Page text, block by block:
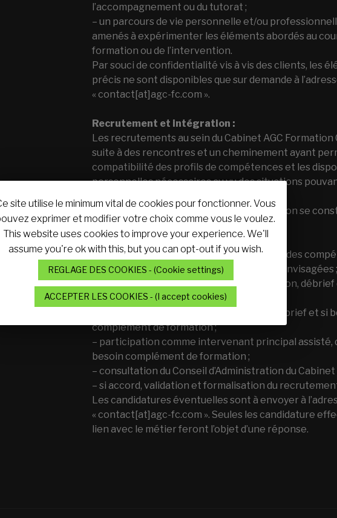
l’accompagnement ou du tutorat ;
– un parcours de vie personnelle et/ou
amenés à expérimenter les éléments abordés au
formation ou de l’intervention.
Par souci de confidentialité vis à vis des clients, les
précis ne sont disponibles que sur demande à
« contact[at]agc-fc.com ».
Recrutement et intégration :
Les recrutements au sein du Cabinet AGC Formation
suite à des rencontres et un cheminement ayant
compatibilité des profils de compétences et les
personnelles nécessaires au vu des situations
Le parcours de recrutement et d’intégration se
suit :
– rencontre du ou de la candidate ;
– entretien de vérification des affinités et des
nécessaires avec le type d’interventions envisagées ;
– participation comme stagiaire à une action, débrief
complément de formation ;
– participation comme co-intervenant, débrief et si
complément de formation ;
– participation comme intervenant principal assisté,
besoin complément de formation ;
– consultation du Conseil d’Administration du Cabinet
– si accord, validation et formalisation du
Les candidatures éventuelles sont à envoyer à
« contact[at]agc-fc.com ». Seules les candidature
lien avec le métier feront l’objet d’une réponse.
site utilise le minimum vital de cookies pour fonctionner. Vous
exprimer et modifier votre choix comme vous le voulez.
This website uses cookies to improve your experience. We'll
assume you're ok with this, but you can opt-out if you wish.
REGLAGE DES COOKIES - (Cookie settings)
ACCEPTER LES COOKIES - (I accept cookies)